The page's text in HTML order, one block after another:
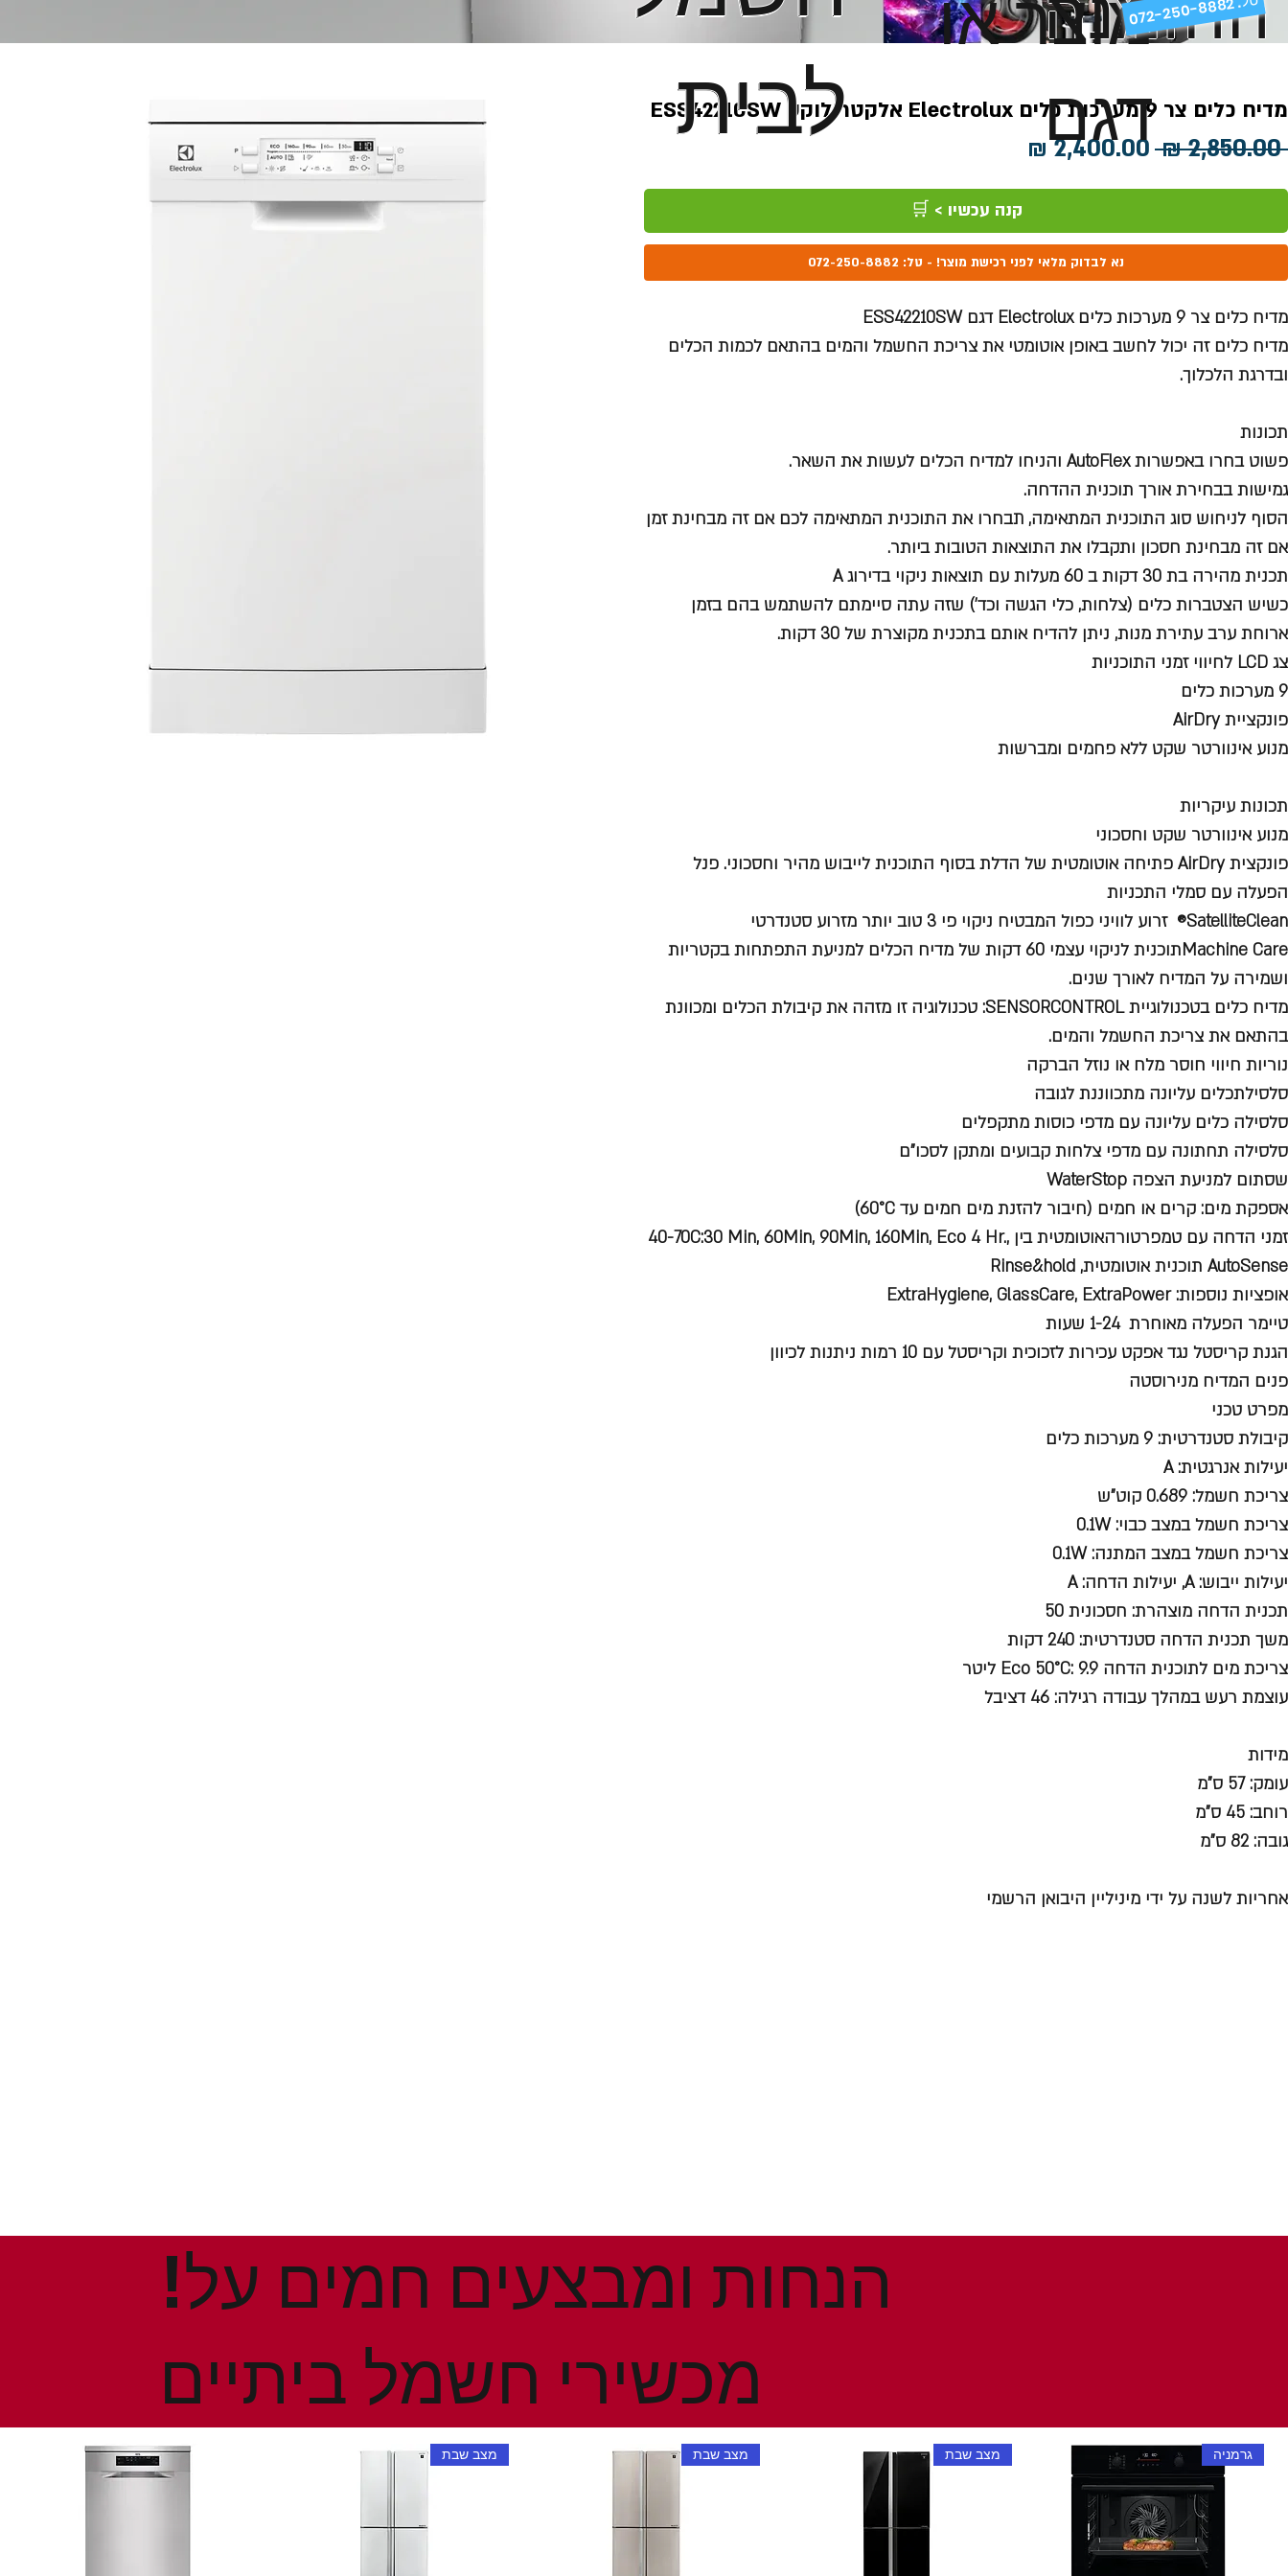
לבית
מוצר או
דגם
לבית
מדיח כלים צר 9 מערכות כלים Electrolux אלקטרולוקס ESS42210SW
‏2,850.00 ‏₪
מחיר
רגיל
מבצע
קנה עכשיו > 🛒
נא לבדוק מלאי לפני רכישת מוצר! - טל: 072-250-8882
מדיח כלים צר 9 מערכות כלים Electrolux דגם ESS42210SW
מדיח כלים זה יכול לחשב באופן אוטומטי את צריכת החשמל והמים בהתאם לכמות הכלים
ובדרגת הלכלוך.
תכונות
פשוט בחרו באפשרות AutoFlex והניחו למדיח הכלים לעשות את השאר.
גמישות בבחירת אורך תוכנית ההדחה.
הסוף לניחוש סוג התוכנית המתאימה, תבחרו את התוכנית המתאימה לכם אם זה מבחינת זמן
אם זה מבחינת חסכון ותקבלו את התוצאות הטובות ביותר.
תכנית מהירה בת 30 דקות ב 60 מעלות עם תוצאות ניקוי בדירוג A
כשיש הצטברות כלים (צלחות, כלי הגשה וכד') שזה עתה סיימתם להשתמש בהם בזמן
ארוחת ערב עתירת מנות, ניתן להדיח אותם בתכנית מקוצרת של 30 דקות.
צג LCD לחיווי זמני התוכניות
9 מערכות כלים
פונקציית AirDry
מנוע אינוורטר שקט ללא פחמים ומברשות
תכונות עיקריות
מנוע אינוורטר שקט וחסכוני
פונקצית AirDry פתיחה אוטומטית של הדלת בסוף התוכנית לייבוש מהיר וחסכוני. פנל
הפעלה עם סמלי התכניות
SatelliteClean® זרוע לוויני כפול המבטיח ניקוי פי 3 טוב יותר מזרוע סטנדרטי
Machine Careתוכנית לניקוי עצמי 60 דקות של מדיח הכלים למניעת התפתחות בקטריות
ושמירה על המדיח לאורך שנים.
מדיח כלים בטכנולוגיית SENSORCONTROL: טכנולוגיה זו מזהה את קיבולת הכלים ומכוונת
בהתאם את צריכת החשמל והמים.
נוריות חיווי חוסר מלח או נוזל הברקה
סלסילתכלים עליונה מתכווננת לגובה
סלסילה כלים עליונה עם מדפי כוסות מתקפלים
סלסילה תחתונה עם מדפי צלחות קבועים ומתקן לסכו"ם
שסתום למניעת הצפה WaterStop
אספקת מים: קרים או חמים (חיבור להזנת מים חמים עד 60°C)
זמני הדחה עם טמפרטורהאוטומטית בין 40-70C:30 Min, 60Min, 90Min, 160Min, Eco 4 Hr.,
AutoSense תוכנית אוטומטית, Rinse&hold
אופציות נוספות: ExtraHygiene, GlassCare, ExtraPower
טיימר הפעלה מאוחרת 1-24 שעות
הגנת קריסטל נגד אפקט עכירות לזכוכית וקריסטל עם 10 רמות ניתנות לכיוון
פנים המדיח מנירוסטה
מפרט טכני
קיבולת סטנדרטית: 9 מערכות כלים
יעילות אנרגטית: A
צריכת חשמל: 0.689 קוט"ש
צריכת חשמל במצב כבוי: 0.1W
צריכת חשמל במצב המתנה: 0.1W
יעילות ייבוש: A, יעילות הדחה: A
תכנית הדחה מוצהרת: חסכונית 50
משך תכנית הדחה סטנדרטית: 240 דקות
צריכת מים לתוכנית הדחה Eco 50°C: 9.9 ליטר
עוצמת רעש במהלך עבודה רגילה: 46 דציבל
מידות
עומק: 57 ס"מ
רוחב: 45 ס"מ
גובה: 82 ס"מ
אחריות לשנה על ידי מיניליין היבואן הרשמי
גרמניה מצב שבת מצב שבת מצב שבת
!הנחות ומבצעים חמים על
מכשירי חשמל ביתיים
072-250-8882 .